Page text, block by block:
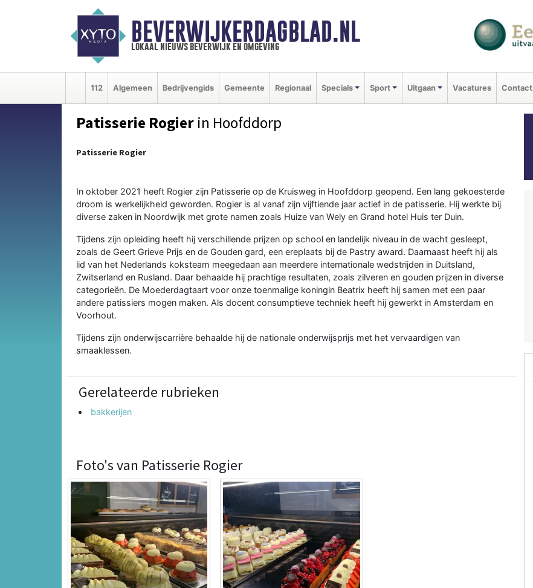
BEVERWIJKERDAGBLAD.NL
lokaal nieuws beverwijk en omgeving
112 Algemeen Bedrijvengids Gemeente Regionaal Specials Sport Uitgaan Vacatures Contact
Patisserie Rogier in Hoofddorp
Patisserie Rogier
In oktober 2021 heeft Rogier zijn Patisserie op de Kruisweg in Hoofddorp geopend. Een lang gekoesterde
droom is werkelijkheid geworden. Rogier is al vanaf zijn vijftiende jaar actief in de patisserie. Hij werkte bij
diverse zaken in Noordwijk met grote namen zoals Huize van Wely en Grand hotel Huis ter Duin.
Tijdens zijn opleiding heeft hij verschillende prijzen op school en landelijk niveau in de wacht gesleept,
zoals de Geert Grieve Prijs en de Gouden gard, een ereplaats bij de Pastry award. Daarnaast heeft hij als
lid van het Nederlands koksteam meegedaan aan meerdere internationale wedstrijden in Duitsland,
Zwitserland en Rusland. Daar behaalde hij prachtige resultaten, zoals zilveren en gouden prijzen in diverse
categorieën. De Moederdagtaart voor onze toenmalige koningin Beatrix heeft hij samen met een paar
andere patissiers mogen maken. Als docent consumptieve techniek heeft hij gewerkt in Amsterdam en
Voorhout.
Tijdens zijn onderwijscarrière behaalde hij de nationale onderwijsprijs met het vervaardigen van
smaaklessen.
Gerelateerde rubrieken
bakkerijen
Foto's van Patisserie Rogier